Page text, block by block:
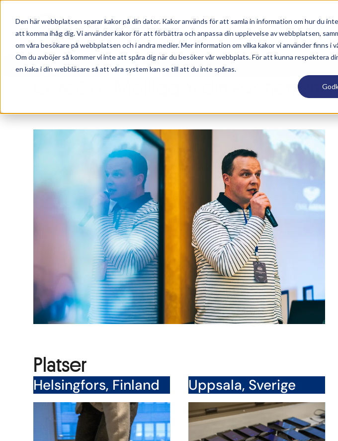
Den här webbplatsen sparar kakor på din dator. Kakor används för att samla in information om hur du
att komma ihåg dig. Vi använder kakor för att förbättra och anpassa din upplevelse av webbplatsen,
om våra besökare på webbplatsen och i andra medier. Mer information om vilka kakor vi använder finns i
Om du avböjer så kommer vi inte att spåra dig när du besöker vår webbplats. För att kunna respektera
en kaka i din webbläsare så att våra system kan se till att du inte spåras.
Om CoreGo
Lär känna CoreGo – vad vi brinner för och vilka som står bakom. Har du
frågor? Kontakta gärna vårt team.
CoreGo - Möjliggör ditt evenemang
Platser
Helsingfors, Finland
CoreGo Finland Oy
Messuaukio 1
Uppsala, Sverige
CoreGo AB
Kungsängsvägen 25B